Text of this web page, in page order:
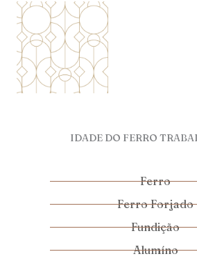
IDADE DO FERRO
Ferro
Ferro Forjado
Fundição
Alumíno